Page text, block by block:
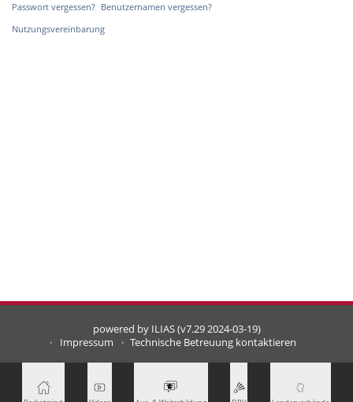
Passwort vergessen? Benutzernamen vergessen?
Nutzungsvereinbarung
powered by ILIAS (v7.29 2024-03-19)
Impressum
Technische Betreuung kontaktieren